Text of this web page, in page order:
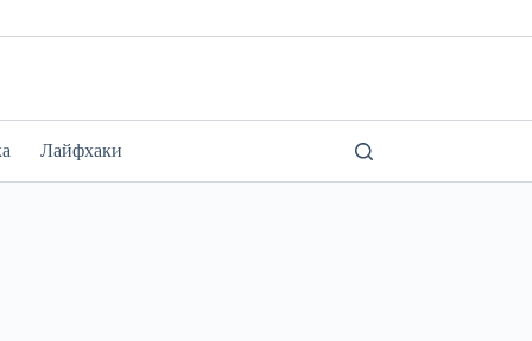
Лайфхаки